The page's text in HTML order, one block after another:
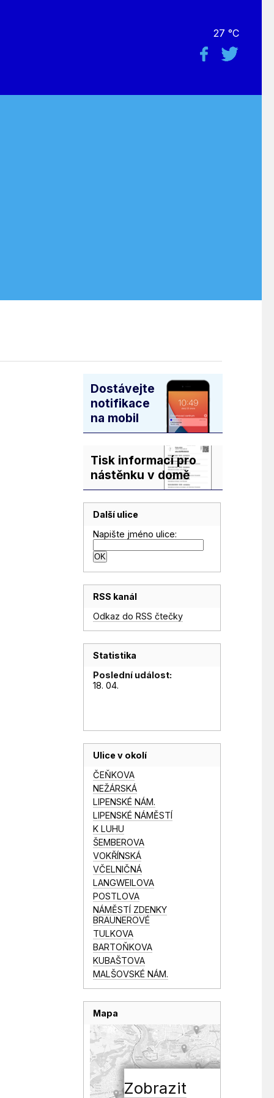
27 °C
Dostávejte
notifikace
na mobil
Tisk informací pro
nástěnku v domě
Další ulice
Napište jméno ulice:
RSS kanál
Odkaz do RSS čtečky
Statistika
Poslední událost:
18. 04.
Ulice v okolí
ČEŇKOVA
NEŽÁRSKÁ
LIPENSKÉ NÁM.
LIPENSKÉ NÁMĚSTÍ
K LUHU
ŠEMBEROVA
VOKŘÍNSKÁ
VČELNIČNÁ
LANGWEILOVA
POSTLOVA
NÁMĚSTÍ ZDENKY
BRAUNEROVÉ
TULKOVA
BARTOŇKOVA
KUBAŠTOVA
MALŠOVSKÉ NÁM.
Mapa
Zobrazit